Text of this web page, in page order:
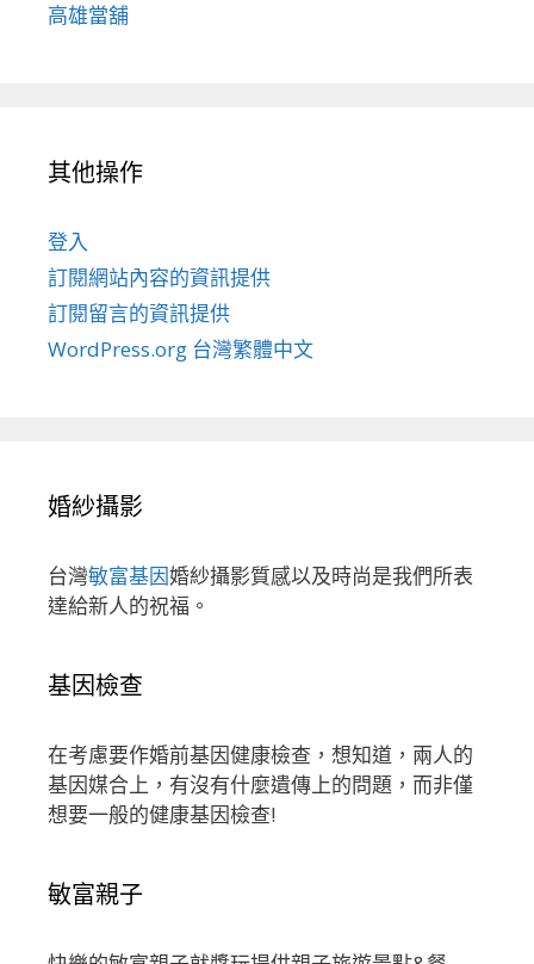
高雄當舖
其他操作
登入
訂閱網站內容的資訊提供
訂閱留言的資訊提供
WordPress.org 台灣繁體中文
婚紗攝影
台灣敏富基因婚紗攝影質感以及時尚是我們所表
達給新人的祝福。
基因檢查
在考慮要作婚前基因健康檢查，想知道，兩人的
基因媒合上，有沒有什麼遺傳上的問題，而非僅
想要一般的健康基因檢查!
敏富親子